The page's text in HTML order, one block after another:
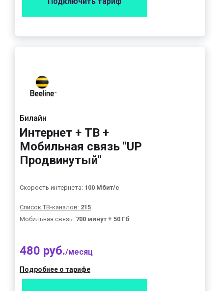
Билайн
Интернет + ТВ +
Мобильная связь "UP
Продвинутый"
Скорость интернета: 100 Мбит/с
Список ТВ-каналов: 215
Мобильная связь: 700 минут + 50 Гб
480 руб./месяц
Подробнее о тарифе